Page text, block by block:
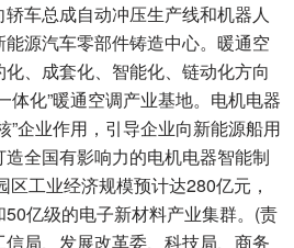
车总成自动冲压生产线和机器人
源汽车零部件铸造中心。暖通空
、成套化、智能化、链动化方向
体化”暖通空调产业基地。电机电器
”企业作用，引导企业向新能源船用
全国有影响力的电机电器智能制
工业经济规模预计达280亿元，
亿级的电子新材料产业集群。(责
局、发展改革委、科技局、商务